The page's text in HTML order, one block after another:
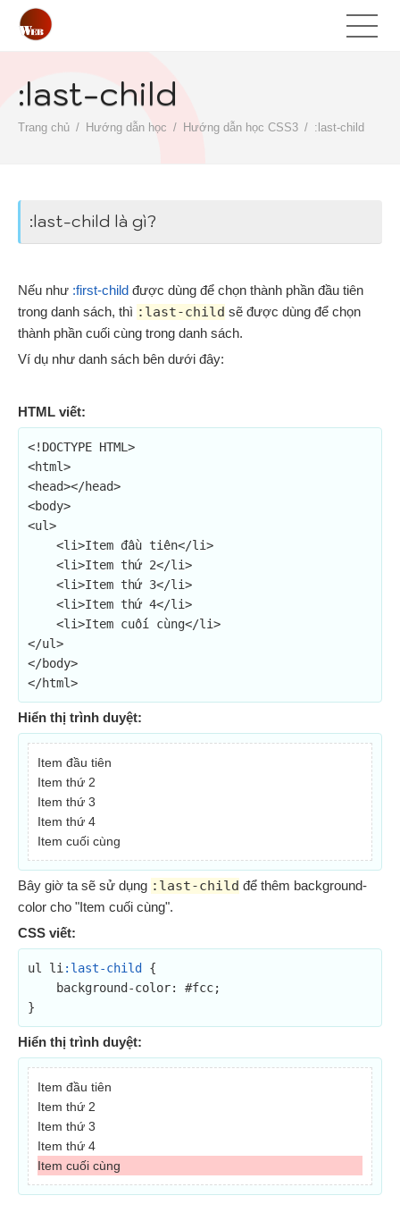
:last-child
Trang chủ Hướng dẫn học Hướng dẫn học CSS3 :last-child
:last-child là gì?
Nếu như :first-child được dùng để chọn thành phần đầu tiên
trong danh sách, thì :last-child sẽ được dùng để chọn
thành phần cuối cùng trong danh sách.
Ví dụ như danh sách bên dưới đây:
HTML viết:
<!DOCTYPE HTML>
<html>
<head></head>
<body>
<ul>
</ul>
</body>
</html>
Hiển thị trình duyệt:
Item đầu tiên
Item thứ 2
Item thứ 3
Item thứ 4
Item cuối cùng
Bây giờ ta sẽ sử dụng :last-child để thêm background-
color cho "Item cuối cùng".
CSS viết:
ul li :last-child
{
}
Hiển thị trình duyệt:
Item đầu tiên
Item thứ 2
Item thứ 3
Item thứ 4
Item cuối cùng